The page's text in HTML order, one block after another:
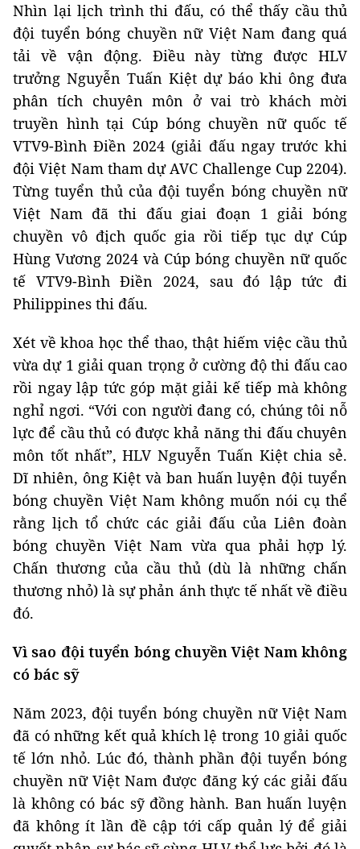
Nhìn lại lịch trình thi đấu, có thể thấy cầu thủ
đội tuyển bóng chuyền nữ Việt Nam đang quá
tải về vận động. Điều này từng được HLV
trưởng Nguyễn Tuấn Kiệt dự báo khi ông đưa
phân tích chuyên môn ở vai trò khách mời
truyền hình tại Cúp bóng chuyền nữ quốc tế
VTV9-Bình Điền 2024 (giải đấu ngay trước khi
đội Việt Nam tham dự AVC Challenge Cup 2204).
Từng tuyển thủ của đội tuyển bóng chuyền nữ
Việt Nam đã thi đấu giai đoạn 1 giải bóng
chuyền vô địch quốc gia rồi tiếp tục dự Cúp
Hùng Vương 2024 và Cúp bóng chuyền nữ quốc
tế VTV9-Bình Điền 2024, sau đó lập tức đi
Philippines thi đấu.
Xét về khoa học thể thao, thật hiếm việc cầu thủ
vừa dự 1 giải quan trọng ở cường độ thi đấu cao
rồi ngay lập tức góp mặt giải kế tiếp mà không
nghỉ ngơi. “Với con người đang có, chúng tôi nỗ
lực để cầu thủ có được khả năng thi đấu chuyên
môn tốt nhất”, HLV Nguyễn Tuấn Kiệt chia sẻ.
Dĩ nhiên, ông Kiệt và ban huấn luyện đội tuyển
bóng chuyền Việt Nam không muốn nói cụ thể
rằng lịch tổ chức các giải đấu của Liên đoàn
bóng chuyền Việt Nam vừa qua phải hợp lý.
Chấn thương của cầu thủ (dù là những chấn
thương nhỏ) là sự phản ánh thực tế nhất về điều
đó.
Vì sao đội tuyển bóng chuyền Việt Nam không
có bác sỹ
Năm 2023, đội tuyển bóng chuyền nữ Việt Nam
đã có những kết quả khích lệ trong 10 giải quốc
tế lớn nhỏ. Lúc đó, thành phần đội tuyển bóng
chuyền nữ Việt Nam được đăng ký các giải đấu
là không có bác sỹ đồng hành. Ban huấn luyện
đã không ít lần đề cập tới cấp quản lý để giải